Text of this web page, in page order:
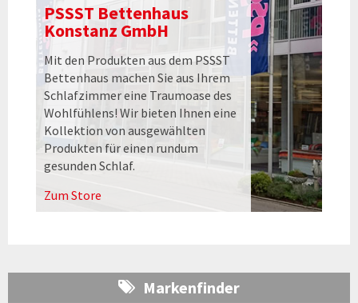
PSSST Bettenhaus
Konstanz GmbH
Mit den Produkten aus dem PSSST
Bettenhaus machen Sie aus Ihrem
Schlafzimmer eine Traumoase des
Wohlfühlens! Wir bieten Ihnen eine
Kollektion von ausgewählten
Produkten für einen rundum
gesunden Schlaf.
Zum Store
Markenfinder